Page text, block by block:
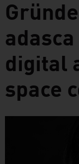
digital
space